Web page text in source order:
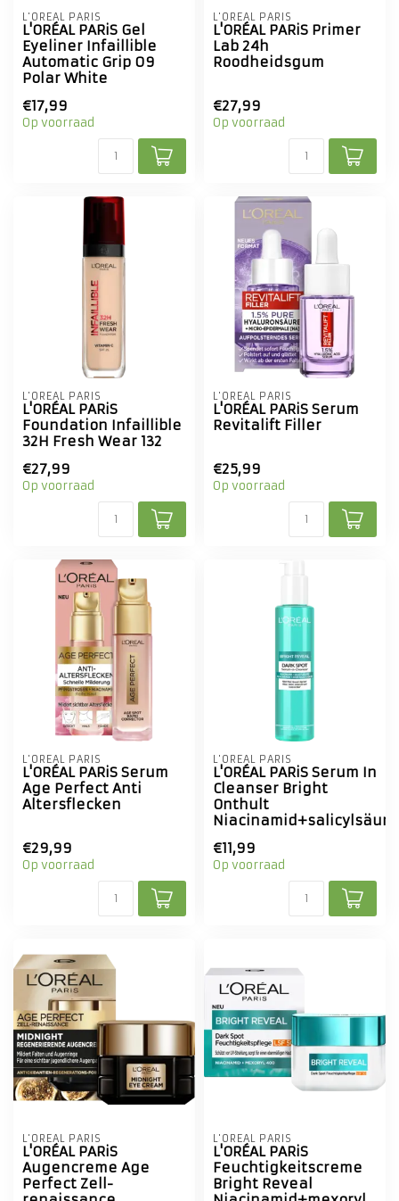
L'ORÉAL PARIS
L'ORÉAL PARiS Gel
Eyeliner Infaillible
Automatic Grip 09
Polar White
€17,99
Op voorraad
L'ORÉAL PARIS
L'ORÉAL PARiS Primer
Lab 24h
Roodheidsgum
€27,99
Op voorraad
L'ORÉAL PARIS
L'ORÉAL PARiS
Foundation Infaillible
32H Fresh Wear 132
€27,99
Op voorraad
L'ORÉAL PARIS
L'ORÉAL PARiS Serum
Revitalift Filler
€25,99
Op voorraad
L'ORÉAL PARIS
L'ORÉAL PARiS Serum
Age Perfect Anti
Altersflecken
€29,99
Op voorraad
L'ORÉAL PARIS
L'ORÉAL PARiS Serum In
Cleanser Bright
Onthult
Niacinamid+salicylsäure
€11,99
Op voorraad
L'ORÉAL PARIS
L'ORÉAL PARiS
Augencreme Age
Perfect Zell-
L'ORÉAL PARIS
L'ORÉAL PARiS
Feuchtigkeitscreme
Bright Reveal